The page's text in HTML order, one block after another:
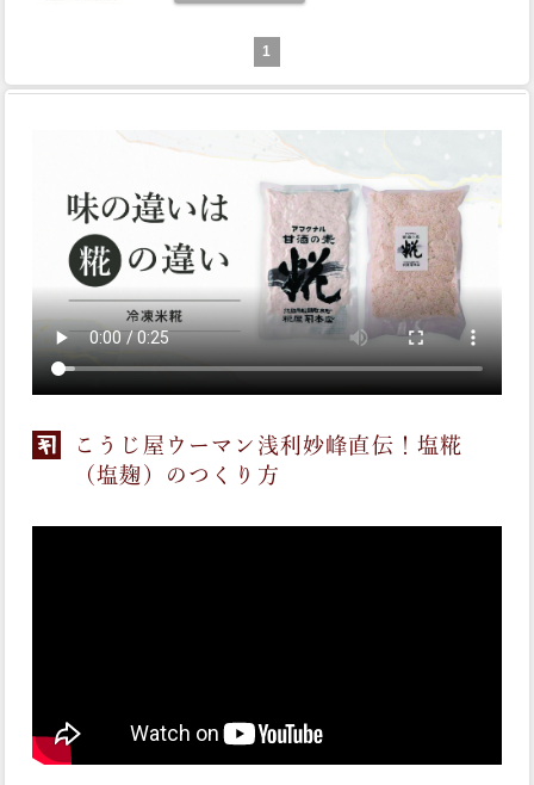
1
こうじ屋ウーマン浅利妙峰直伝！塩糀
（塩麹）のつくり方